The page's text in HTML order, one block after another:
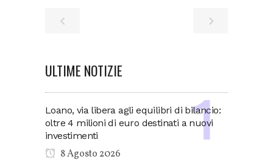
ULTIME NOTIZIE
Loano, via libera agli equilibri di bilancio:
oltre 4 milioni di euro destinati a nuovi
investimenti
8 Agosto 2026